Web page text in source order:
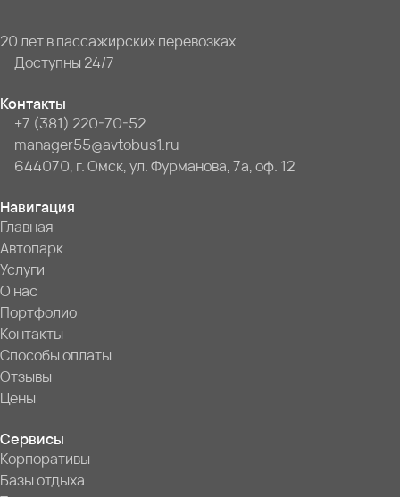
20 лет в пассажирских перевозках
Доступны 24/7
Контакты
+7 (381) 220-70-52
manager55@avtobus1.ru
644070, г. Омск, ул. Фурманова, 7а, оф. 12
Навигация
Главная
Автопарк
Услуги
О нас
Портфолио
Контакты
Способы оплаты
Отзывы
Цены
Сервисы
Корпоративы
Базы отдыха